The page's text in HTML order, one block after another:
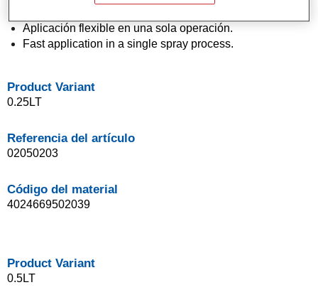
Aplicación flexible en una sola operación.
Fast application in a single spray process.
Product Variant
0.25LT
Referencia del artículo
02050203
Código del material
4024669502039
Product Variant
0.5LT